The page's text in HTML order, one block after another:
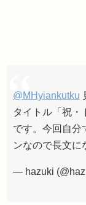
@MHyiankutku
タイトル「祝・
です。今回自分
ンなので長文に
— hazuki